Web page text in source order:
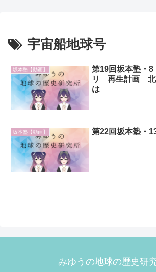
宇宙船地球号
坂本塾【動画】
第19回坂本塾
リ 再生計画 北
は
坂本塾【動画】 第22回坂本塾・
みゆうの地球の歴史研